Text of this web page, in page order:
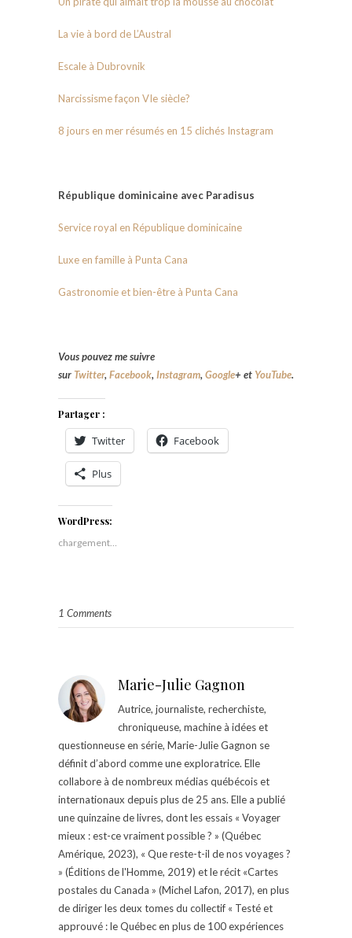
La vie à bord de L’Austral
Escale à Dubrovnik
Narcissisme façon VIe siècle?
8 jours en mer résumés en 15 clichés Instagram
République dominicaine avec Paradisus
Service royal en République dominicaine
Luxe en famille à Punta Cana
Gastronomie et bien-être à Punta Cana
Vous pouvez me suivre
sur Twitter, Facebook, Instagram, Google+ et YouTube.
Partager :
Twitter Facebook
Plus
WordPress:
chargement…
1 Comments
Marie-Julie Gagnon
Autrice, journaliste, recherchiste,
chroniqueuse, machine à idées et
questionneuse en série, Marie-Julie Gagnon se
définit d’abord comme une exploratrice. Elle
collabore à de nombreux médias québécois et
internationaux depuis plus de 25 ans. Elle a publié
une quinzaine de livres, dont les essais « Voyager
mieux : est-ce vraiment possible ? » (Québec
Amérique, 2023), « Que reste-t-il de nos voyages ?
» (Éditions de l'Homme, 2019) et le récit «Cartes
postales du Canada » (Michel Lafon, 2017), en plus
de diriger les deux tomes du collectif « Testé et
approuvé : le Québec en plus de 100 expériences